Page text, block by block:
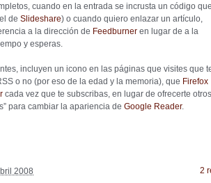
cuando en la entrada se incrusta un código que
de Slideshare) o cuando quiero enlazar un artículo,
a la dirección de Feedburner en lugar de a la
y esperas.
incluyen un icono en las páginas que visites que
o no (por eso de la edad y la memoria), que Firefox
cada vez que te subscribas, en lugar de ofrecerte otros
para cambiar la apariencia de Google Reader.
2
2008